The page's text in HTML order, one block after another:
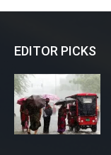
EDITOR PICKS